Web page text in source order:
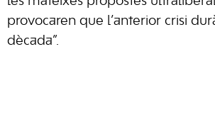
provocaren que l’anterior crisi
dècada”.